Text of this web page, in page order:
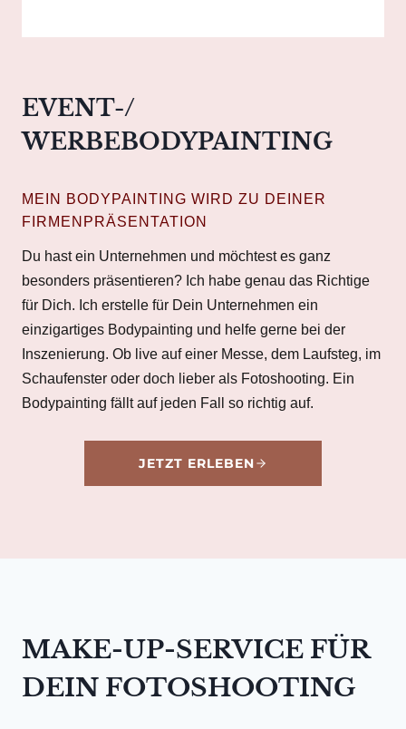
EVENT-/
WERBEBODYPAINTING
MEIN BODYPAINTING WIRD ZU DEINER
FIRMENPRÄSENTATION
Du hast ein Unternehmen und möchtest es ganz
besonders präsentieren? Ich habe genau das Richtige
für Dich. Ich erstelle für Dein Unternehmen ein
einzigartiges Bodypainting und helfe gerne bei der
Inszenierung. Ob live auf einer Messe, dem Laufsteg, im
Schaufenster oder doch lieber als Fotoshooting. Ein
Bodypainting fällt auf jeden Fall so richtig auf.
JETZT ERLEBEN
MAKE-UP-SERVICE FÜR
DEIN FOTOSHOOTING